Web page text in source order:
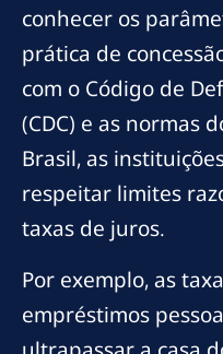
conhecer os
prática de
com o Código de
(CDC) e as normas
Brasil, as
respeitar limites
taxas de juros.
Por exemplo, as
empréstimos